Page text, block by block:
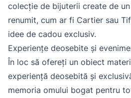
colecție de bijuterii create de
renumit, cum ar fi Cartier sau
idee de cadou exclusiv.
Experiențe deosebite și
În loc să ofereți un obiect
experiență deosebită și
memoria omului bogat pentru